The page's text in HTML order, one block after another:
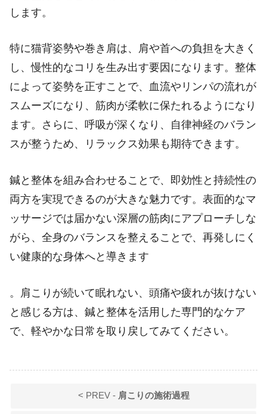
します。
特に猫背姿勢や巻き肩は、肩や首への負担を大きく
し、慢性的なコリを生み出す要因になります。整体
によって姿勢を正すことで、血流やリンパの流れが
スムーズになり、筋肉が柔軟に保たれるようになり
ます。さらに、呼吸が深くなり、自律神経のバラン
スが整うため、リラックス効果も期待できます。
鍼と整体を組み合わせることで、即効性と持続性の
両方を実現できるのが大きな魅力です。表面的なマ
ッサージでは届かない深層の筋肉にアプローチしな
がら、全身のバランスを整えることで、再発しにく
い健康的な身体へと導きます
。肩こりが続いて眠れない、頭痛や疲れが抜けない
と感じる方は、鍼と整体を活用した専門的なケア
で、軽やかな日常を取り戻してみてください。
< PREV - 肩こりの施術過程